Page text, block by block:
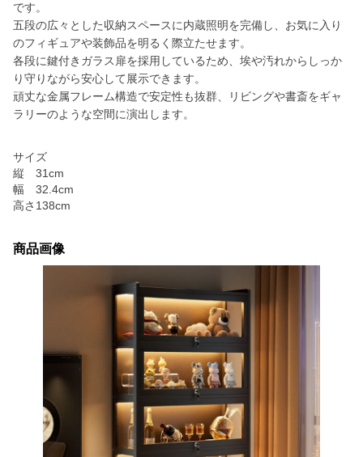
です。
五段の広々とした収納スペースに内蔵照明を完備し、お気に入り
のフィギュアや装飾品を明るく際立たせます。
各段に鍵付きガラス扉を採用しているため、埃や汚れからしっか
り守りながら安心して展示できます。
頑丈な金属フレーム構造で安定性も抜群、リビングや書斎をギャ
ラリーのような空間に演出します。
サイズ
縦 31cm
幅 32.4cm
高さ138cm
商品画像